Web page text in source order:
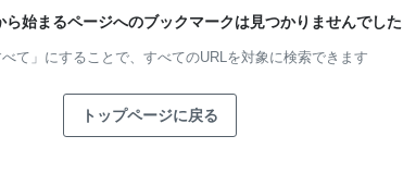
ら始まるページへのブックマークは見つかりませんでした
て」にすることで、 すべてのURLを対象に検索できます
トップページに戻る